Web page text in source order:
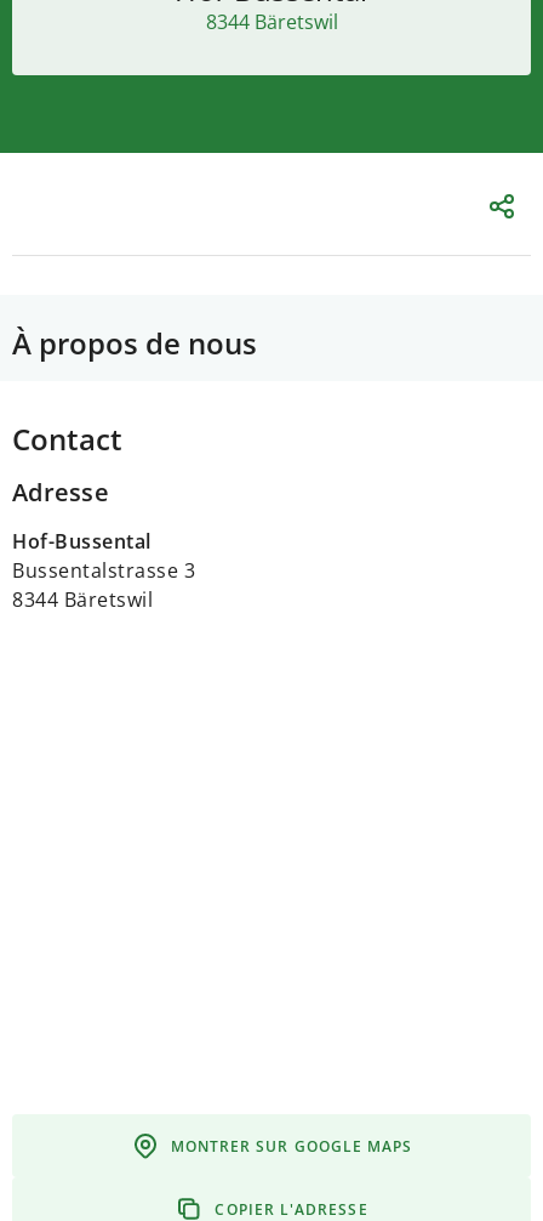
8344 Bäretswil
À propos de nous
Contact
Adresse
Hof-Bussental
Bussentalstrasse 3
8344 Bäretswil
MONTRER SUR GOOGLE MAPS
COPIER L'ADRESSE